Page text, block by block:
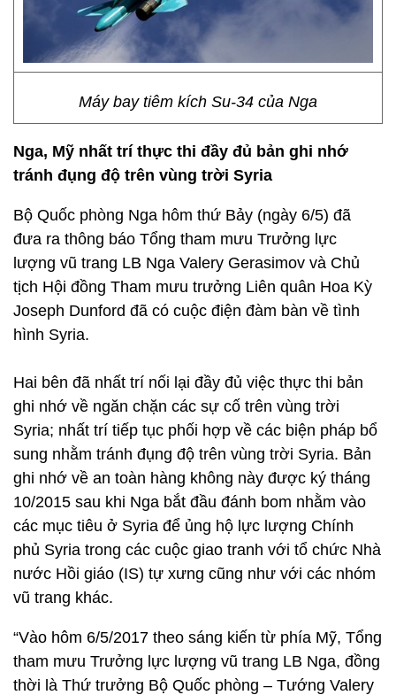
Máy bay tiêm kích Su-34 của Nga
Nga, Mỹ nhất trí thực thi đầy đủ bản ghi nhớ
tránh đụng độ trên vùng trời Syria
Bộ Quốc phòng Nga hôm thứ Bảy (ngày 6/5) đã
đưa ra thông báo Tổng tham mưu Trưởng lực
lượng vũ trang LB Nga Valery Gerasimov và Chủ
tịch Hội đồng Tham mưu trưởng Liên quân Hoa Kỳ
Joseph Dunford đã có cuộc điện đàm bàn về tình
hình Syria.
Hai bên đã nhất trí nối lại đầy đủ việc thực thi bản
ghi nhớ về ngăn chặn các sự cố trên vùng trời
Syria; nhất trí tiếp tục phối hợp về các biện pháp bổ
sung nhằm tránh đụng độ trên vùng trời Syria. Bản
ghi nhớ về an toàn hàng không này được ký tháng
10/2015 sau khi Nga bắt đầu đánh bom nhằm vào
các mục tiêu ở Syria để ủng hộ lực lượng Chính
phủ Syria trong các cuộc giao tranh với tổ chức Nhà
nước Hồi giáo (IS) tự xưng cũng như với các nhóm
vũ trang khác.
“Vào hôm 6/5/2017 theo sáng kiến từ phía Mỹ, Tổng
tham mưu Trưởng lực lượng vũ trang LB Nga, đồng
thời là Thứ trưởng Bộ Quốc phòng – Tướng Valery